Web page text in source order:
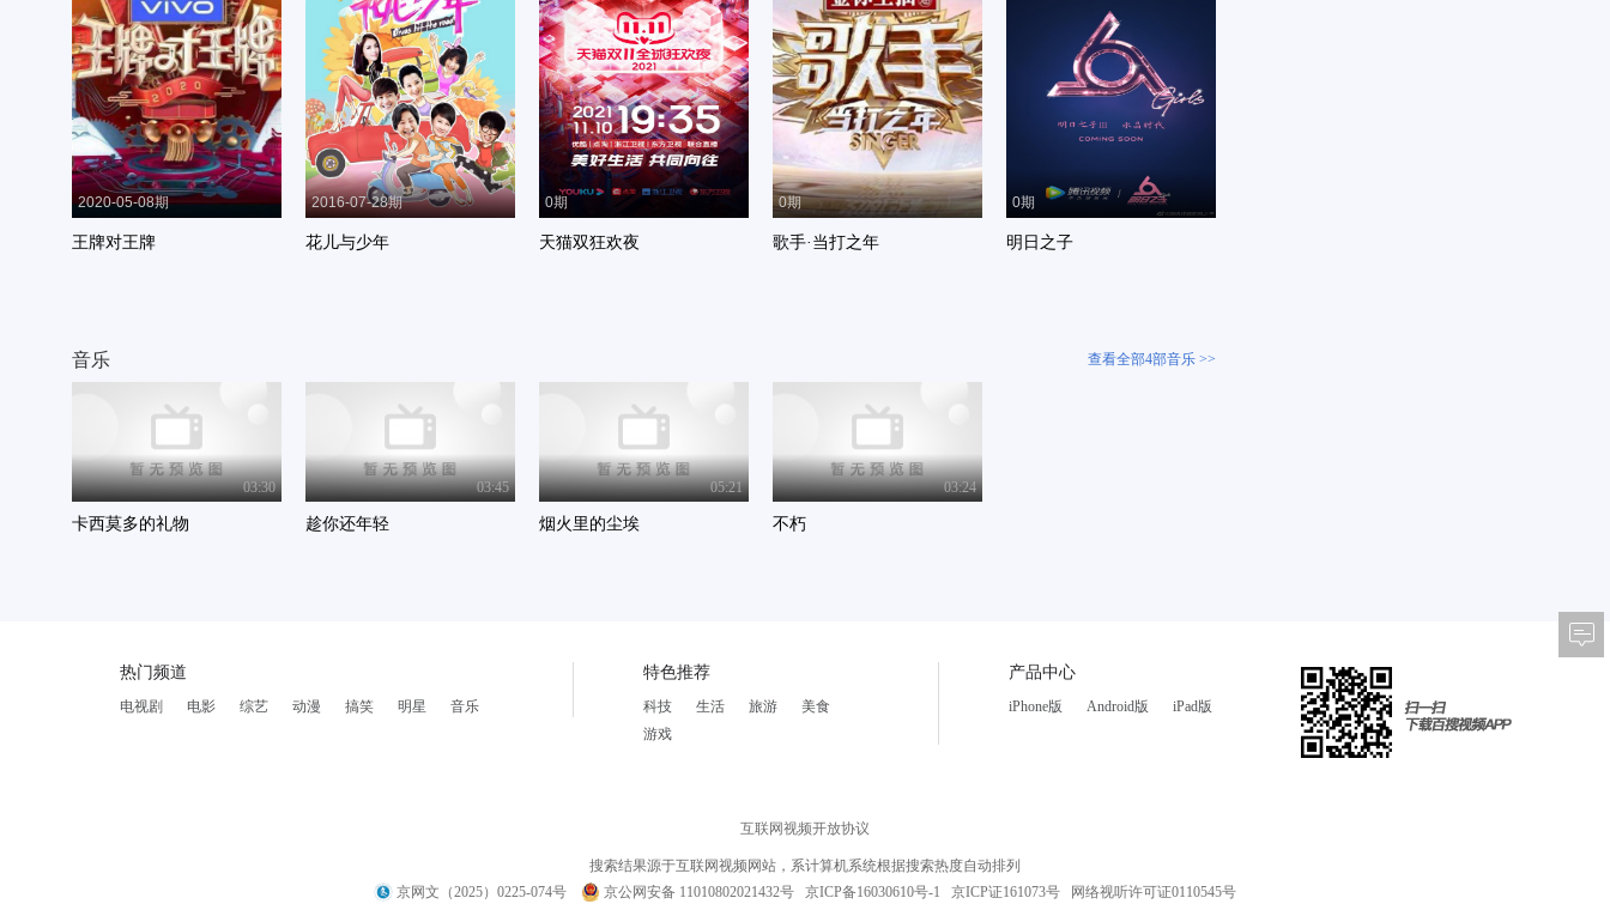
2020-05-08期
王牌对王牌
2016-07-28期
花儿与少年
0期
天猫双狂欢夜
0期
歌手·当打之年
0期
明日之子
音乐 查看全部4部音乐 >>
03:30
卡西莫多的礼物
03:45
趁你还年轻
05:21
烟火里的尘埃
03:24
不朽
热门频道
电视剧 电影 综艺 动漫 搞笑 明星 音乐
特色推荐
科技 生活 旅游
美食
游戏
产品中心
iPhone版 Android版 iPad版
互联网视频开放协议
搜索结果源于互联网视频网站，系计算机系统根据搜索热度自动排列
京网文（2025）0225-074号
京公网安备 11010802021432号 京ICP备16030610号-1 京ICP证161073号 网络视听许可证0110545号